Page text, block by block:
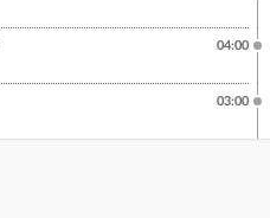
04:00
03:00